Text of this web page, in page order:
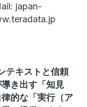
japan-
テキストと信頼
き出す「知見
律的な「実行（ア